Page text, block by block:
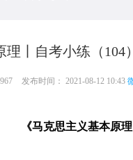
理丨自考小练（104
发布时间： 2021-08-12 10:43
《马克思主义基本原